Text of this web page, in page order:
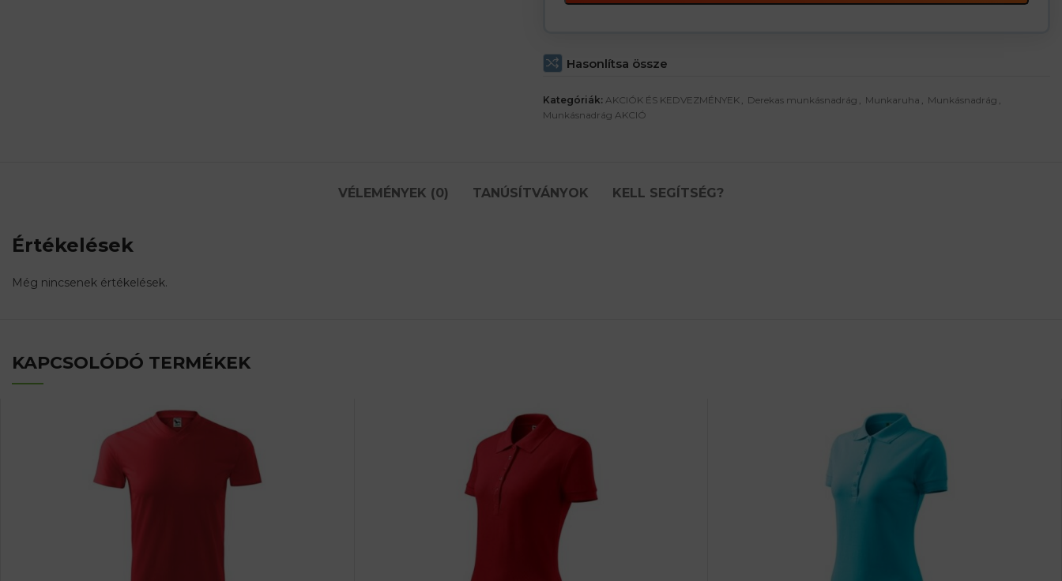
Hasonlítsa össze
Kategóriák: AKCIÓK ÉS KEDVEZMÉNYEK , Derekas munkásnadrág , Munkaruha , Munkásnadrág ,
Munkásnadrág AKCIÓ
VÉLEMÉNYEK (0) TANÚSÍTVÁNYOK KELL SEGÍTSÉG?
Értékelések
Még nincsenek értékelések.
KAPCSOLÓDÓ TERMÉKEK